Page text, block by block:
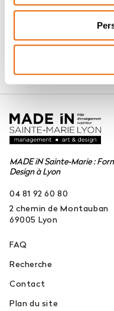
MADE iN Sainte-Marie :
Design à Lyon
04 81 92 60 80
2 chemin de Montauban
69005 Lyon
FAQ
Recherche
Contact
Plan du site